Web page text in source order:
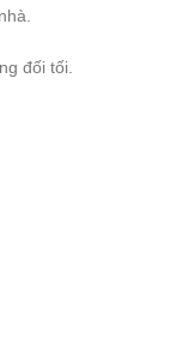
đối tối.